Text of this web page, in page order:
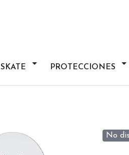
SKATE PROTECCIONES
No